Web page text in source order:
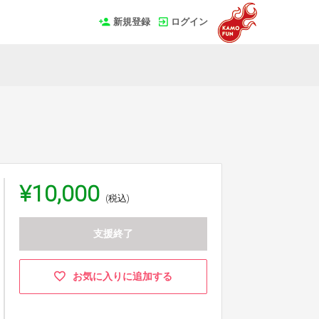
新規登録 ログイン
¥10,000 (税込)
支援終了
お気に入りに追加する